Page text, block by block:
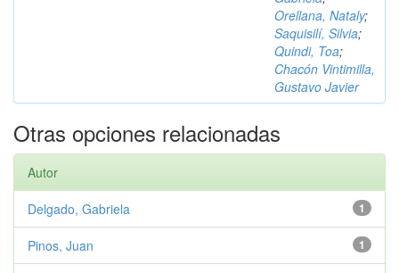
Orellana, Nataly;
Saquisilí, Silvia;
Quindi, Toa;
Chacón Vintimilla,
Gustavo Javier
Otras opciones relacionadas
Autor
1
Delgado, Gabriela
1
Pinos, Juan